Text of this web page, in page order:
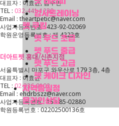
강사트레이닝
펫 쿠킹
펫 푸드 초급
펫 푸드 중급
펫 푸드 고급
펫 케이크 디자인
자격증일정
온라인상담
대표자 : 이효균, 김수빈
TEL : 032-441-1230
Email : theartpetic@naver.com
사업자등록번호 : 423-92-02069
학원운영등록번호 : 제 4223호
더아트펫 홍대/신촌지점
서울특별시 마포구 와우산로 179 3층, 4층
대표자 : 이효균
TEL :02-336-9102
Email : ehdrbszz@naver.com
사업자등록번호 : 153-85-02880
학원등록번호 : 02202500136호